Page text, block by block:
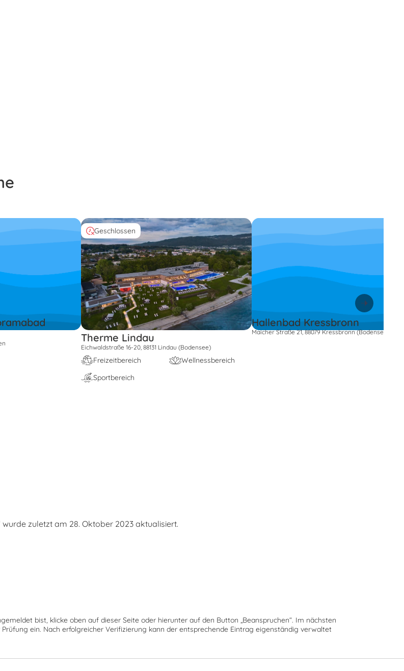
Geschlossen
Therme Lindau
Eichwaldstraße 16-20, 88131 Lindau (Bodensee)
Freizeitbereich
Wellnessbereich
Sportbereich
Hallenbad Kressbronn
Maicher Straße 21, 88079 Kressbronn (Bodensee)
zuletzt am 28. Oktober 2023 aktualisiert.
bist, klicke oben auf dieser Seite oder hierunter auf den Button „Beanspruchen“. Im nächsten
ein. Nach erfolgreicher Verifizierung kann der entsprechende Eintrag eigenständig verwaltet